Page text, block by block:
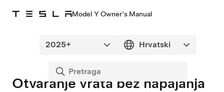
Model Y Owner's Manual
Otvaranje vrata bez napajanja